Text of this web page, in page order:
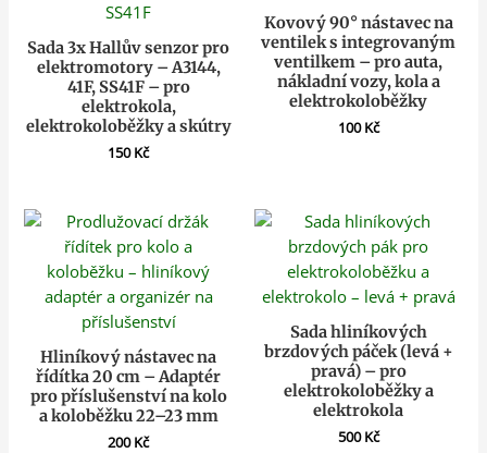
Sada 3x Hallův senzor pro
elektromotory – A3144,
41F, SS41F – pro
elektrokola,
elektrokoloběžky a skútry
150Kč
Kovový 90° nástavec na
ventilek s integrovaným
ventilkem – pro auta,
nákladní vozy, kola a
elektrokoloběžky
100Kč
Hliníkový nástavec na
řídítka 20 cm – Adaptér
pro příslušenství na kolo
a koloběžku 22–23 mm
200Kč
Sada hliníkových
brzdových páček (levá +
pravá) – pro
elektrokoloběžky a
elektrokola
500Kč